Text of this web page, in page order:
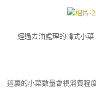
經過去油處理的韓式小
這裏的小菜數量會視消費程